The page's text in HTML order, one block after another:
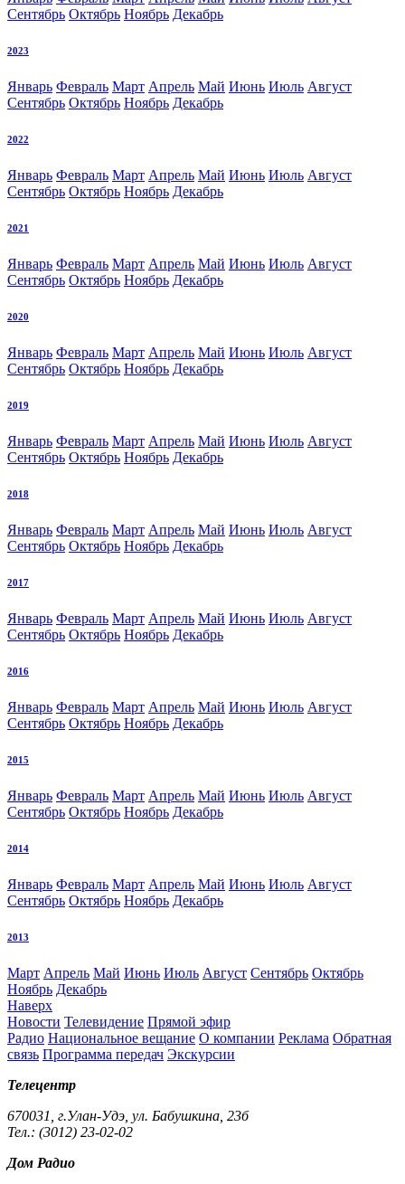
Сентябрь Октябрь Ноябрь Декабрь
2023
Январь Февраль Март Апрель Май Июнь Июль Август
Сентябрь Октябрь Ноябрь Декабрь
2022
Январь Февраль Март Апрель Май Июнь Июль Август
Сентябрь Октябрь Ноябрь Декабрь
2021
Январь Февраль Март Апрель Май Июнь Июль Август
Сентябрь Октябрь Ноябрь Декабрь
2020
Январь Февраль Март Апрель Май Июнь Июль Август
Сентябрь Октябрь Ноябрь Декабрь
2019
Январь Февраль Март Апрель Май Июнь Июль Август
Сентябрь Октябрь Ноябрь Декабрь
2018
Январь Февраль Март Апрель Май Июнь Июль Август
Сентябрь Октябрь Ноябрь Декабрь
2017
Январь Февраль Март Апрель Май Июнь Июль Август
Сентябрь Октябрь Ноябрь Декабрь
2016
Январь Февраль Март Апрель Май Июнь Июль Август
Сентябрь Октябрь Ноябрь Декабрь
2015
Январь Февраль Март Апрель Май Июнь Июль Август
Сентябрь Октябрь Ноябрь Декабрь
2014
Январь Февраль Март Апрель Май Июнь Июль Август
Сентябрь Октябрь Ноябрь Декабрь
2013
Март Апрель Май Июнь Июль Август Сентябрь Октябрь
Ноябрь Декабрь
Наверх
Новости Телевидение Прямой эфир
Радио Национальное вещание О компании Реклама Обратная
связь Программа передач Экскурсии
Телецентр
670031, г.Улан-Удэ, ул. Бабушкина, 23б
Тел.: (3012) 23-02-02
Дом Радио